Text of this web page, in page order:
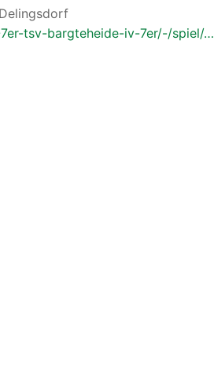
tsv-bargteheide-iv-7er/-/spiel/…